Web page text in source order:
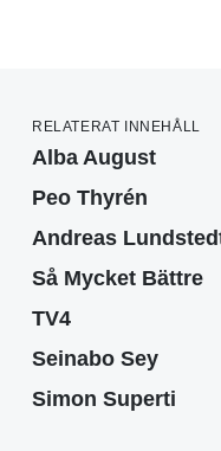
RELATERAT INNEHÅLL
Alba August
Peo Thyrén
Andreas
Så Mycket Bättre
TV4
Seinabo Sey
Simon Superti